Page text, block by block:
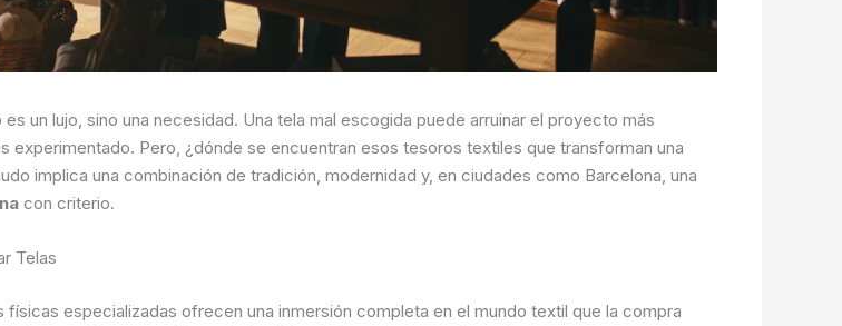
un lujo, sino una necesidad. Una tela mal escogida puede arruinar el proyecto más
experimentado. Pero, ¿dónde se encuentran esos tesoros textiles que transforman una
implica una combinación de tradición, modernidad y, en ciudades como Barcelona, una
con criterio.
Telas
especializadas ofrecen una inmersión completa en el mundo textil que la compra